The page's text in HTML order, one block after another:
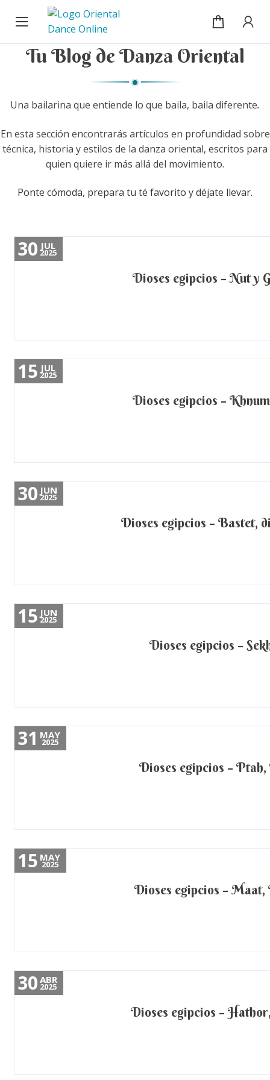
a
navegación
al
contenido
Blog
Sobre mí
Mi cuenta / Inicio de sesión
Tu Blog de Danza Oriental
Una bailarina que entiende lo que baila, baila diferente.
En esta sección encontrarás artículos en profundidad sobre
técnica, historia y estilos de la danza oriental, escritos para
quien quiere ir más allá del movimiento.
Ponte cómoda, prepara tu té favorito y déjate llevar.
30 JUL
2025
Dioses egipcios – Nut y
15 JUL
2025
Dioses egipcios –
30 JUN
2025
Dioses egipcios – Bastet,
15 JUN
2025
Dioses egipcios –
31 MAY
2025
Dioses egipcios –
15 MAY
2025
Dioses egipcios –
30 ABR
2025
Dioses egipcios –